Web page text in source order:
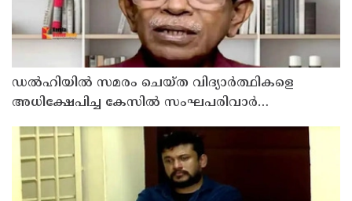
ഡൽഹിയിൽ സമരം ചെയ്ത വിദ്യാർത്ഥികളെ
അധിക്ഷേപിച്ച കേസില്‍ സംഘപരിവാർ
സഹയാത്രികൻ ടി ജി മോഹന്‍ദാസ് കസ്റ്റഡിയിൽ